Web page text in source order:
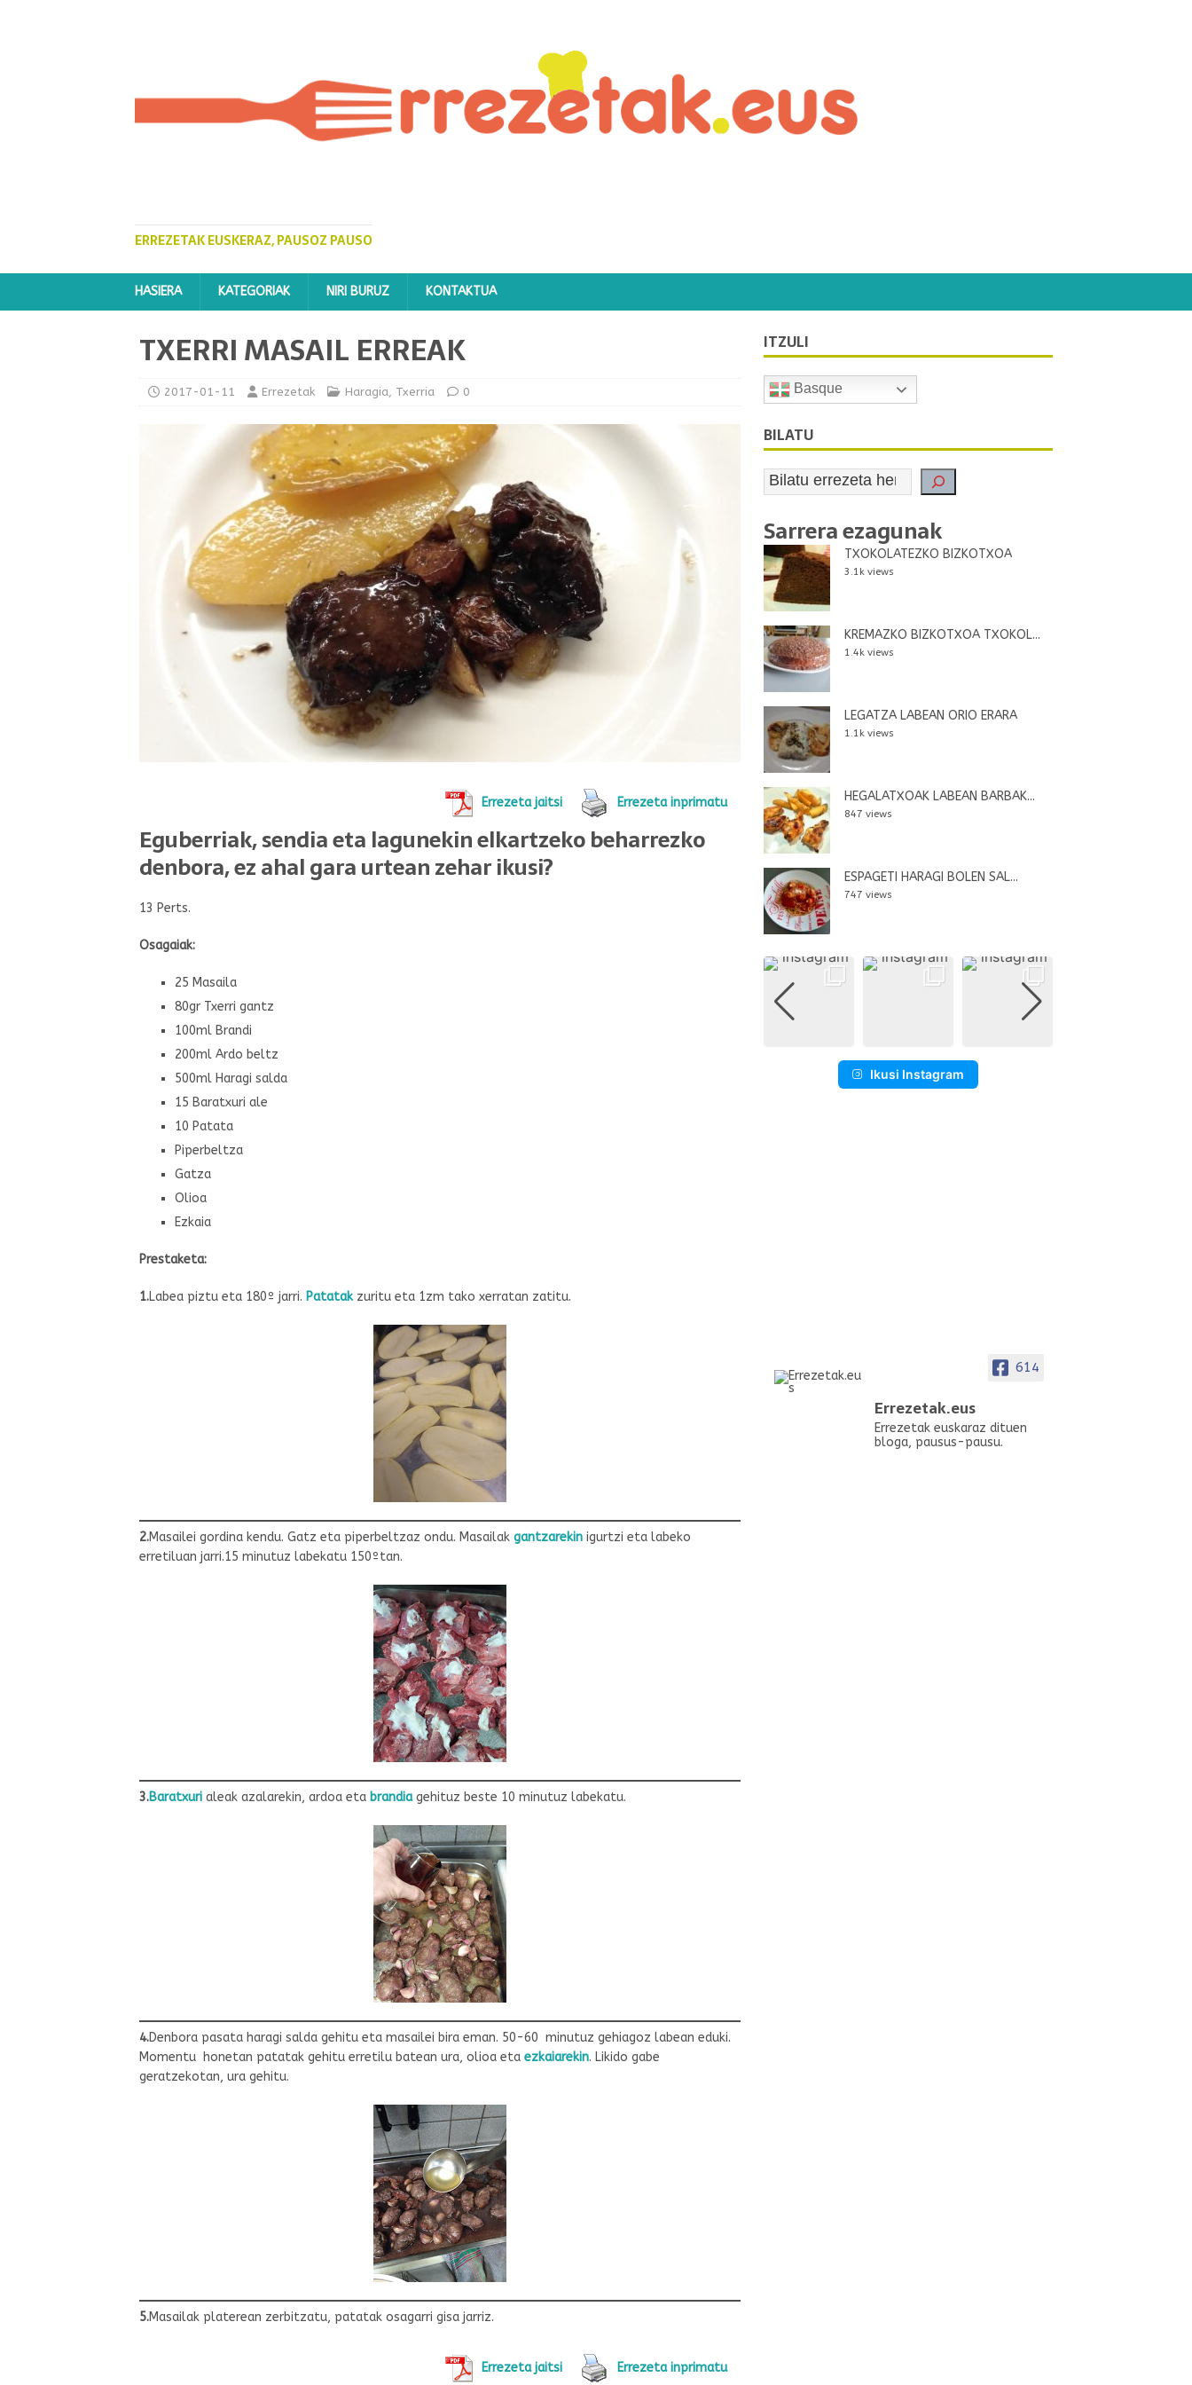
ERREZETAK EUSKERAZ, PAUSOZ PAUSO
HASIERA KATEGORIAK NIRI BURUZ KONTAKTUA
TXERRI MASAIL ERREAK
2017-01-11 Errezetak Haragia Txerria 0
Errezeta jaitsi Errezeta inprimatu
Eguberriak, sendia eta lagunekin elkartzeko beharrezko
denbora, ez ahal gara urtean zehar ikusi?
13 Perts.
Osagaiak:
25 Masaila
80gr Txerri gantz
100ml Brandi
200ml Ardo beltz
500ml Haragi salda
15 Baratxuri ale
10 Patata
Piperbeltza
Gatza
Olioa
Ezkaia
Prestaketa:
1.Labea piztu eta 180º jarri. Patatak zuritu eta 1zm tako xerratan zatitu.
2.Masailei gordina kendu. Gatz eta piperbeltzaz ondu. Masailak gantzarekin igurtzi eta labeko
erretiluan jarri.15 minutuz labekatu 150ºtan.
3.Baratxuri aleak azalarekin, ardoa eta brandiagehituz beste 10 minutuz labekatu.
4.Denbora pasata haragi salda gehitu eta masailei bira eman. 50-60 minutuz gehiagoz labean eduki.
Momentu honetan patatak gehitu erretilu batean ura, olioa eta ezkaiarekin. Likido gabe
geratzekotan, ura gehitu.
5.Masailak platerean zerbitzatu, patatak osagarri gisa jarriz.
Errezeta jaitsi Errezeta inprimatu
ITZULI
Basque
BILATU
Sarrera ezagunak
TXOKOLATEZKO BIZKOTXOA
3.1k views
KREMAZKO BIZKOTXOA TXOKOL...
1.4k views
LEGATZA LABEAN ORIO ERARA
1.1k views
HEGALATXOAK LABEAN BARBAK...
847 views
ESPAGETI HARAGI BOLEN SAL...
747 views
Ikusi Instagram
614
Errezetak.eus
Errezetak euskaraz dituen
bloga, pausus-pausu.